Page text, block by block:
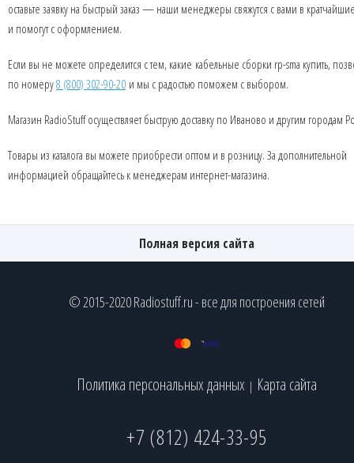
оставьте заявку на быстрый заказ — наши менеджеры свяжутся с вами в
и помогут с оформлением.
Если вы не можете определится с тем, какие кабельные сборки rp-sma купить,
по номеру8 (800) 302-90-20 и мы с радостью поможем с выбором.
Магазин RadioStuff осуществляет быструю доставку по Иваново и другим городам
Товары из каталога вы можете приобрести оптом и в розницу. За дополнительной
информацией обращайтесь к менеджерам интернет-магазина.
Полная версия сайта
© 2015-2020 Radiostuff.ru - все для построения сетей
Политика персональных данных | Карта сайта
+7 (812) 424-33-95